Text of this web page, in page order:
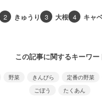
2 きゅうり 3 大根 4 キャ
この記事に関するキーワー
野菜 きんぴら 定番の野菜
ごぼう
たくあん